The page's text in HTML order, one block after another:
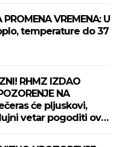
PROMENA VREMENA: U
temperature do 37
RHMZ IZDAO
NA
će pljuskovi,
vetar pogoditi ove